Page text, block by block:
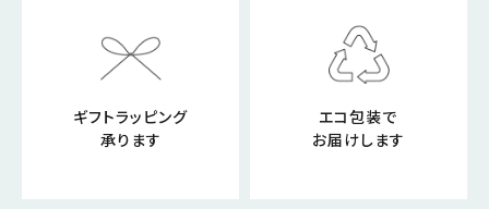
ギフトラッピング
承ります
エコ包装で
お届けします